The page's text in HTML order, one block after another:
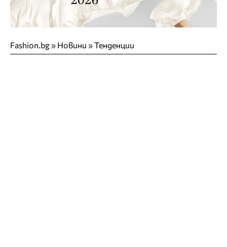
Fashion.bg» Новини »Тенденции